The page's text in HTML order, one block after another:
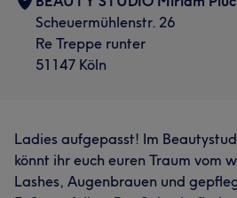
Scheuermühlenstr. 26
Re Treppe runter
51147 Köln
Ladies aufgepasst! Im
könnt ihr euch euren Traum vom
Lashes, Augenbrauen und